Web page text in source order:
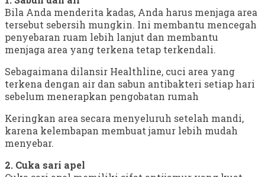
Bila Anda menderita kadas, Anda harus menjaga area
tersebut sebersih mungkin. Ini membantu mencegah
penyebaran ruam lebih lanjut dan membantu
menjaga area yang terkena tetap terkendali.
Sebagaimana dilansir Healthline, cuci area yang
terkena dengan air dan sabun antibakteri setiap hari
sebelum menerapkan pengobatan rumah
Keringkan area secara menyeluruh setelah mandi,
karena kelembapan membuat jamur lebih mudah
menyebar.
2. Cuka sari apel